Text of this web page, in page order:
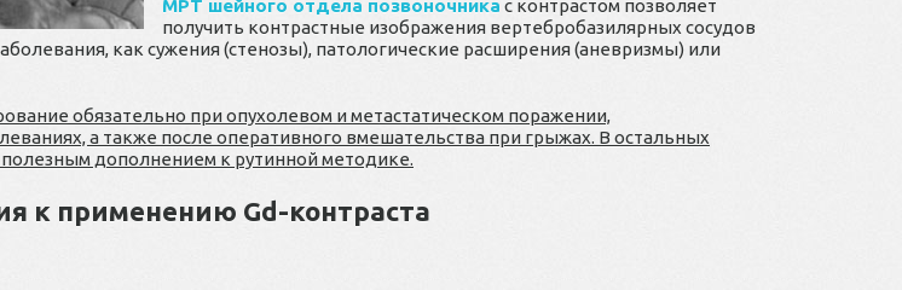
МРТ шейного отдела позвоночника с контрастом позволяет
получить контрастные изображения вертебробазилярных сосудов
как сужения (стенозы), патологические расширения (аневризмы) или
обязательно при опухолевом и метастатическом поражении,
а также после оперативного вмешательства при грыжах. В остальных
полезным дополнением к рутинной методике.
к применению Gd-контраста